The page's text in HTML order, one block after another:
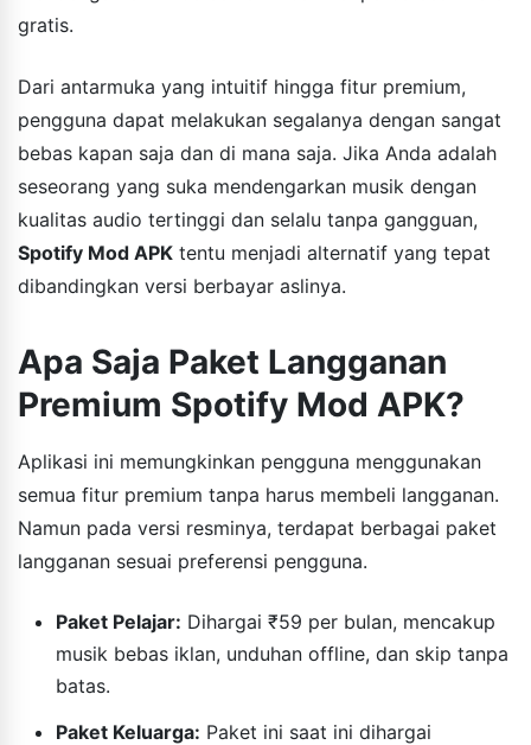
gratis.
Dari antarmuka yang intuitif hingga fitur premium,
pengguna dapat melakukan segalanya dengan sangat
bebas kapan saja dan di mana saja. Jika Anda adalah
seseorang yang suka mendengarkan musik dengan
kualitas audio tertinggi dan selalu tanpa gangguan,
Spotify Mod APK tentu menjadi alternatif yang tepat
dibandingkan versi berbayar aslinya.
Apa Saja Paket Langganan
Premium Spotify Mod APK?
Aplikasi ini memungkinkan pengguna menggunakan
semua fitur premium tanpa harus membeli langganan.
Namun pada versi resminya, terdapat berbagai paket
langganan sesuai preferensi pengguna.
Paket Pelajar: Dihargai ₹59 per bulan, mencakup
musik bebas iklan, unduhan offline, dan skip tanpa
batas.
Paket Keluarga: Paket ini saat ini dihargai